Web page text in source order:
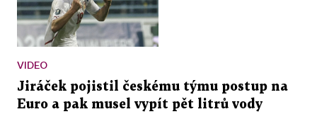
VIDEO
Jiráček pojistil českému týmu postup na
Euro a pak musel vypít pět litrů vody